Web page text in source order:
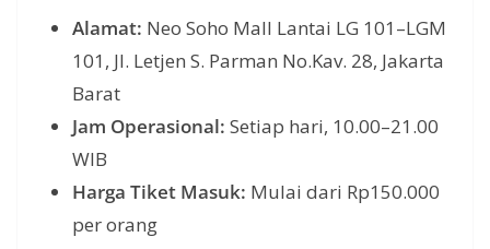
Alamat: Neo Soho Mall Lantai LG 101–LGM
101, Jl. Letjen S. Parman No.Kav. 28, Jakarta
Barat
Jam Operasional: Setiap hari, 10.00–21.00
WIB
Harga Tiket Masuk: Mulai dari Rp150.000
per orang